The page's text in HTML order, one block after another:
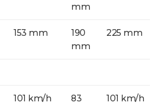
mm
153 mm
190
mm
225 mm
101 km/h
83
101 km/h